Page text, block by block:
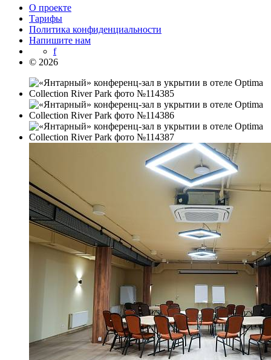
О проекте
Тарифы
Политика конфиденциальности
Напишите нам
f
© 2026